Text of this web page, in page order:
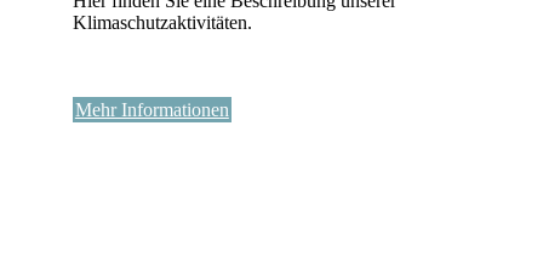
Klimaschutzaktivitäten.
Mehr Informationen